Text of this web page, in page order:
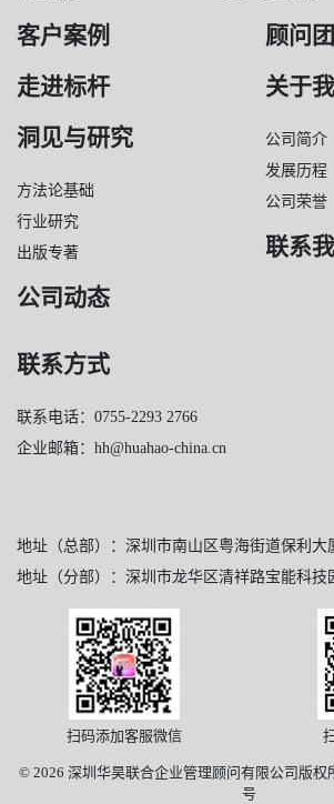
客户案例
走进标杆
洞见与研究
方法论基础
行业研究
出版专著
公司动态
顾问
关于
公司简介
发展历程
公司荣誉
联系
联系方式
联系电话：0755-2293 2766
企业邮箱：hh@huahao-china.cn
地址（总部）：深圳市南山区粤海街道保利大
地址（分部）：深圳市龙华区清祥路宝能科技
扫码添加客服微信
© 2026 深圳华昊联合企业管理顾问有限公司版权
号